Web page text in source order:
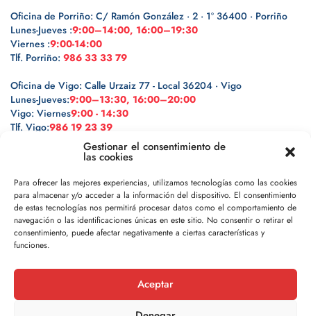
Gestionar el consentimiento de
las cookies
Para ofrecer las mejores experiencias, utilizamos tecnologías como las cookies
para almacenar y/o acceder a la información del dispositivo. El consentimiento
de estas tecnologías nos permitirá procesar datos como el comportamiento de
navegación o las identificaciones únicas en este sitio. No consentir o retirar el
consentimiento, puede afectar negativamente a ciertas características y
funciones.
Aceptar
Oficina de Porriño: C/ Ramón González · 2 · 1º 36400 · Porriño
Lunes-Jueves :9:00–14:00, 16:00–19:30
Viernes :9:00-14:00
Tlf. Porriño: 986 33 33 79
Oficina de Vigo: Calle Urzaiz 77 - Local 36204 · Vigo
Lunes-Jueves:9:00–13:30, 16:00–20:00
Vigo: Viernes9:00 - 14:30
Tlf. Vigo:986 19 23 39
Legal
Política de privacidad